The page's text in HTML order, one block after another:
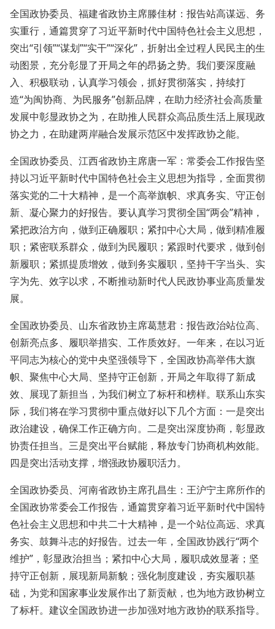
全国政协委员、福建省政协主席滕佳材：报告站高谋远、务
实重行，通篇贯穿了习近平新时代中国特色社会主义思想，
突出“引领”“谋划”“实干”“深化”，折射出全过程人民民主的生
动图景，充分彰显了开局之年的昂扬之势。我们要深度融
入、积极联动，认真学习领会，抓好贯彻落实，持续打
造“为闽协商、为民服务”创新品牌，在助力经济社会高质量
发展中彰显政协之为，在助推人民群众高品质生活上展现政
协之力，在助建两岸融合发展示范区中发挥政协之能。
全国政协委员、江西省政协主席唐一军：常委会工作报告坚
持以习近平新时代中国特色社会主义思想为指导，全面贯彻
落实党的二十大精神，是一个高举旗帜、求真务实、守正创
新、凝心聚力的好报告。要认真学习贯彻全国“两会”精神，
紧把政治方向，做到正确履职；紧扣中心大局，做到精准履
职；紧密联系群众，做到为民履职；紧跟时代要求，做到创
新履职；紧抓提质增效，做到务实履职，坚持干字当头、实
字为先、效字以求，不断推动新时代人民政协事业高质量发
展。
全国政协委员、山东省政协主席葛慧君：报告政治站位高、
创新亮点多、履职举措实、工作质效好。一年来，在以习近
平同志为核心的党中央坚强领导下，全国政协高举伟大旗
帜、聚焦中心大局、坚持守正创新，开局之年取得了新成
效、展现了新担当，为我们树立了标杆和榜样。联系山东实
际，我们将在学习贯彻中重点做好以下几个方面：一是突出
政治建设，确保工作正确方向。二是突出深度协商，彰显政
协责任担当。三是突出平台赋能，释放专门协商机构效能。
四是突出活动支撑，增强政协履职活力。
全国政协委员、河南省政协主席孔昌生：王沪宁主席所作的
全国政协常委会工作报告，通篇贯穿着习近平新时代中国特
色社会主义思想和中共二十大精神，是一个站位高远、求真
务实、鼓舞斗志的好报告。过去一年，全国政协践行“两个
维护”，彰显政治担当；紧扣中心大局，履职成效显著；坚
持守正创新，展现新局新貌；强化制度建设，夯实履职基
础，为党和国家事业发展作出了新贡献，也为地方政协树立
了标杆。建议全国政协进一步加强对地方政协的联系指导。